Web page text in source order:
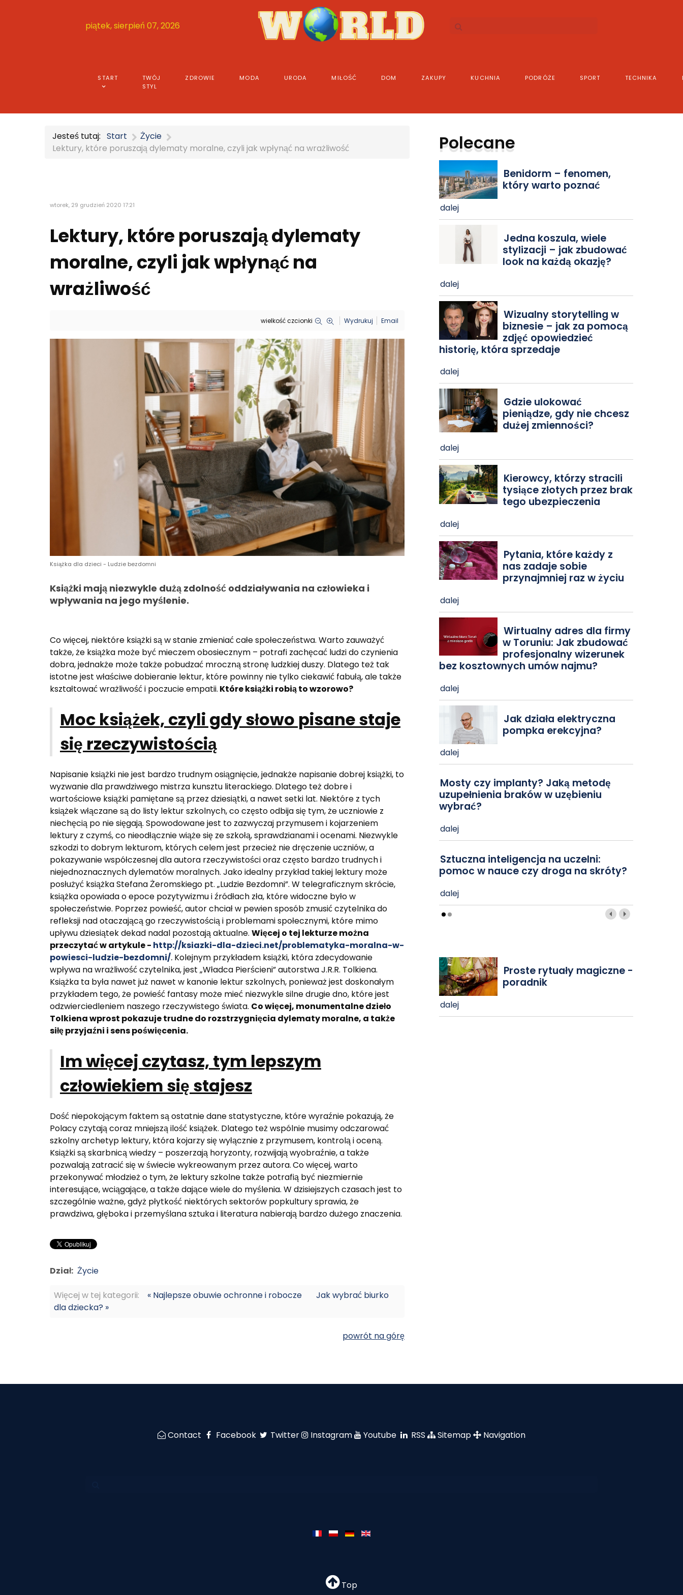
piątek, sierpień 07, 2026
START
TWÓJ
STYL
ZDROWIE MODA URODA MIŁOŚĆ DOM ZAKUPY KUCHNIA PODRÓŻE SPORT TECHNIKA
Jesteś tutaj: Start
Życie
Lektury, które poruszają dylematy moralne, czyli jak wpłynąć na wrażliwość
wtorek, 29 grudzień 2020 17:21
Lektury, które poruszają dylematy
moralne, czyli jak wpłynąć na
wrażliwość
wielkość czcionki Wydrukuj Email
Książka dla dzieci - Ludzie bezdomni
Książki mają niezwykle dużą zdolność oddziaływania na człowieka i
wpływania na jego myślenie.
Co więcej, niektóre książki są w stanie zmieniać całe społeczeństwa. Warto zauważyć
także, że książka może być mieczem obosiecznym – potrafi zachęcać ludzi do czynienia
dobra, jednakże może także pobudzać mroczną stronę ludzkiej duszy. Dlatego też tak
istotne jest właściwe dobieranie lektur, które powinny nie tylko ciekawić fabułą, ale także
kształtować wrażliwość i poczucie empatii. Które książki robią to wzorowo?
Moc książek, czyli gdy słowo pisane staje
się rzeczywistością
Napisanie książki nie jest bardzo trudnym osiągnięcie, jednakże napisanie dobrej książki, to
wyzwanie dla prawdziwego mistrza kunsztu literackiego. Dlatego też dobre i
wartościowe książki pamiętane są przez dziesiątki, a nawet setki lat. Niektóre z tych
książek włączane są do listy lektur szkolnych, co często odbija się tym, że uczniowie z
niechęcią po nie sięgają. Spowodowane jest to zazwyczaj przymusem i kojarzeniem
lektury z czymś, co nieodłącznie wiąże się ze szkołą, sprawdzianami i ocenami. Niezwykle
szkodzi to dobrym lekturom, których celem jest przecież nie dręczenie uczniów, a
pokazywanie współczesnej dla autora rzeczywistości oraz często bardzo trudnych i
niejednoznacznych dylematów moralnych. Jako idealny przykład takiej lektury może
posłużyć książka Stefana Żeromskiego pt. „Ludzie Bezdomni”. W telegraficznym skrócie,
książka opowiada o epoce pozytywizmu i źródłach zła, które widoczne było w
społeczeństwie. Poprzez powieść, autor chciał w pewien sposób zmusić czytelnika do
refleksji nad otaczającą go rzeczywistością i problemami społecznymi, które mimo
upływu dziesiątek dekad nadal pozostają aktualne. Więcej o tej lekturze można
przeczytać w artykule - http://ksiazki-dla-dzieci.net/problematyka-moralna-w-
powiesci-ludzie-bezdomni/. Kolejnym przykładem książki, która zdecydowanie
wpływa na wrażliwość czytelnika, jest „Władca Pierścieni” autorstwa J.R.R. Tolkiena.
Książka ta była nawet już nawet w kanonie lektur szkolnych, ponieważ jest doskonałym
przykładem tego, że powieść fantasy może mieć niezwykle silne drugie dno, które jest
odzwierciedleniem naszego rzeczywistego świata. Co więcej, monumentalne dzieło
Tolkiena wprost pokazuje trudne do rozstrzygnięcia dylematy moralne, a także
siłę przyjaźni i sens poświęcenia.
Imwięcej czytasz, tym lepszym
człowiekiem się stajesz
Dość niepokojącym faktem są ostatnie dane statystyczne, które wyraźnie pokazują, że
Polacy czytają coraz mniejszą ilość książek. Dlatego też wspólnie musimy odczarować
szkolny archetyp lektury, która kojarzy się wyłącznie z przymusem, kontrolą i oceną.
Książki są skarbnicą wiedzy – poszerzają horyzonty, rozwijają wyobraźnie, a także
pozwalają zatracić się w świecie wykreowanym przez autora.Co więcej, warto
przekonywać młodzież o tym, że lektury szkolne także potrafią być niezmiernie
interesujące, wciągające, a także dające wiele do myślenia. W dzisiejszych czasach jest to
szczególnie ważne, gdyż płytkość niektórych sektorów popkultury sprawia, że
prawdziwa, głęboka i przemyślana sztuka i literatura nabierają bardzo dużego znaczenia.
Dział: Życie
Więcej w tej kategorii: « Najlepsze obuwie ochronne i robocze
Jak wybrać biurko
dla dziecka? »
powrót na górę
Polecane
Benidorm – fenomen,
który warto poznać
dalej
Jedna koszula, wiele
stylizacji – jak zbudować
look na każdą okazję?
dalej
Wizualny storytelling w
biznesie – jak za pomocą
zdjęć opowiedzieć
historię, która sprzedaje
dalej
Gdzie ulokować
pieniądze, gdy nie chcesz
dużej zmienności?
dalej
Kierowcy, którzy stracili
tysiące złotych przez brak
tego ubezpieczenia
dalej
Pytania, które każdy z
nas zadaje sobie
przynajmniej raz w życiu
dalej
Wirtualny adres dla firmy
w Toruniu: Jak zbudować
profesjonalny wizerunek
bez kosztownych umów najmu?
dalej
Jak działa elektryczna
pompka erekcyjna?
dalej
Mosty czy implanty? Jaką metodę
uzupełnienia braków w uzębieniu
wybrać?
dalej
Sztuczna inteligencja na uczelni:
pomoc w nauce czy droga na skróty?
dalej
Proste rytuały magiczne -
poradnik
dalej
Contact Facebook Twitter Instagram Youtube RSS Sitemap Navigation
Top